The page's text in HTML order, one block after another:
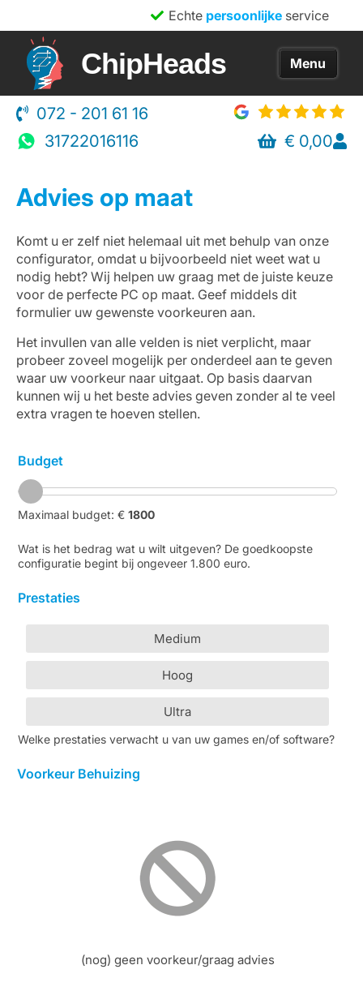
persoonlijkeservice
ChipHeads
Home
Game PC
Informatie
FAQ
072 - 201 61 16
31722016116
€ 0,00
Advies op maat
Komt u er zelf niet helemaal uit met behulp van onze
configurator, omdat u bijvoorbeeld niet weet wat u
nodig hebt? Wij helpen uw graag met de juiste keuze
voor de perfecte PC op maat. Geef middels dit
formulier uw gewenste voorkeuren aan.
Het invullen van alle velden is niet verplicht, maar
probeer zoveel mogelijk per onderdeel aan te geven
waar uw voorkeur naar uitgaat. Op basis daarvan
kunnen wij u het beste advies geven zonder al te veel
extra vragen te hoeven stellen.
Budget
Maximaal budget: € 1800
Wat is het bedrag wat u wilt uitgeven? De goedkoopste
configuratie begint bij ongeveer 1.800 euro.
Prestaties
Medium
Hoog
Ultra
Welke prestaties verwacht u van uw games en/of software?
Voorkeur Behuizing
(nog) geen voorkeur/graag advies